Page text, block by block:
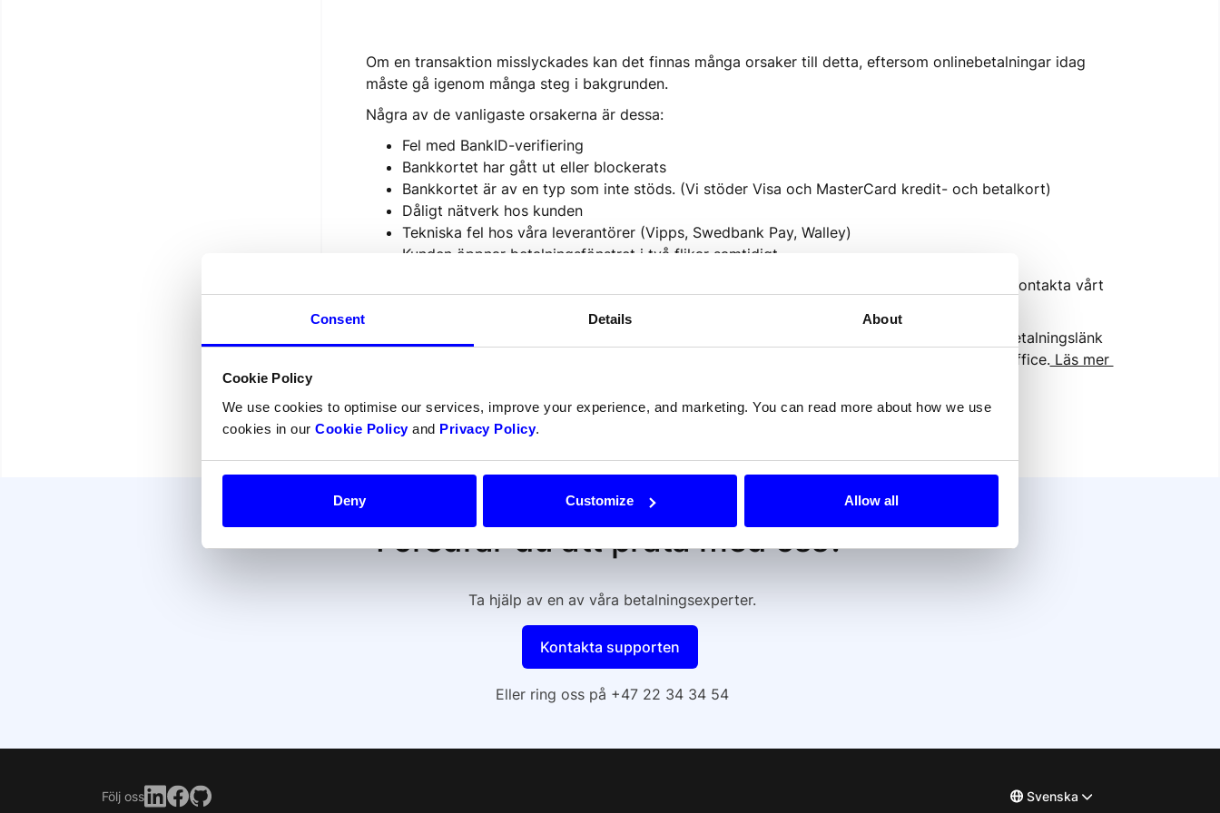
Consent Details About
Cookie Policy
We use cookies to optimise our services, improve your experience, and marketing. You can read more about how we use
cookies in our Cookie Policyand Privacy Policy.
Deny Customize Allow all
Om en transaktion misslyckades kan det finnas många orsaker till detta, eftersom onlinebetalningar idag
måste gå igenom många steg i bakgrunden.
Några av de vanligaste orsakerna är dessa:
Fel med BankID-verifiering
Bankkortet har gått ut eller blockerats
Bankkortet är av en typ som inte stöds. (Vi stöder Visa och MasterCard kredit- och betalkort)
Dåligt nätverk hos kunden
Tekniska fel hos våra leverantörer (Vipps, Swedbank Pay, Walley)
Kunden öppnar betalningsfönstret i två flikar samtidigt
Om inget av dessa saker är fallet, eller om du har en fråga om vad som kan ha hänt, vänligen kontakta vårt
Kom ihåg att vi har en säkerhetskopieringslösning för betalningar som misslyckas. Det heter Betalningslänk
och du kan skicka detta till kunden via e-post, push-meddelande eller SMS från Dintero Backoffice. Läs mer
Föredrar du att prata med oss?
Ta hjälp av en av våra betalningsexperter.
Kontakta supporten
Eller ring oss på +47 22 34 34 54
Följ oss Svenska